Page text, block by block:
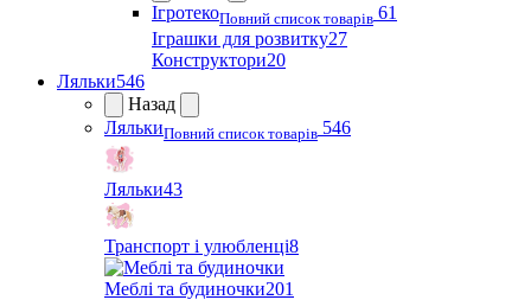
ІгротекоПовний список товарів 61
Іграшки для розвитку27
Конструктори20
Ляльки546
Назад
ЛялькиПовний список товарів 546
Ляльки43
Транспорт і улюбленці8
Меблі та будиночки201